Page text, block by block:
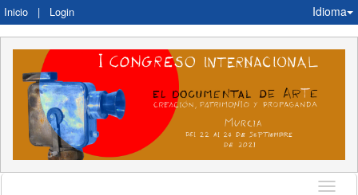
Inicio | Login Idioma
Idioma